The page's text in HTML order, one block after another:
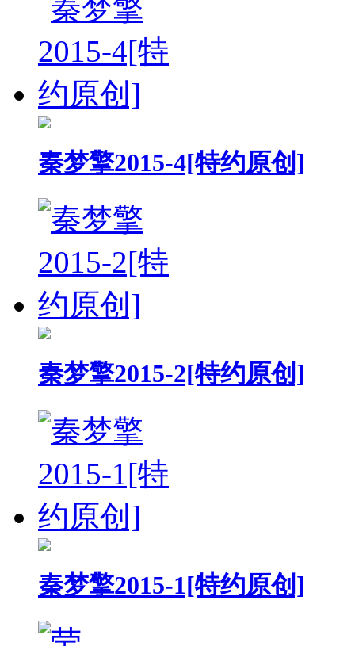
秦梦擎2015-4[特约原创]
秦梦擎2015-2[特约原创]
秦梦擎2015-1[特约原创]